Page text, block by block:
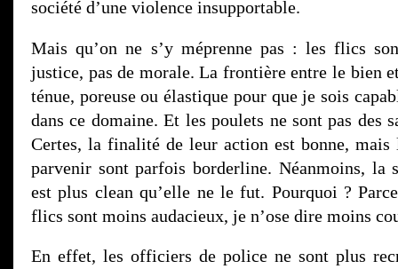
société d’une violence insupportable.
Mais qu’on ne s’y méprenne pas : les flics
justice, pas de morale. La frontière entre le bien
ténue, poreuse ou élastique pour que je sois
dans ce domaine. Et les poulets ne sont pas des
Certes, la finalité de leur action est bonne, mais
parvenir sont parfois borderline. Néanmoins, la
est plus clean qu’elle ne le fut. Pourquoi ?
flics sont moins audacieux, je n’ose dire moins
En effet, les officiers de police ne sont plus